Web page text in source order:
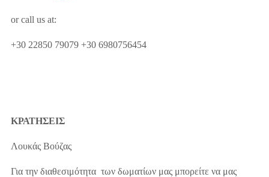
or call us at:
+30 22850 79079 +30 6980756454
ΚΡΑΤΗΣΕΙΣ
Λουκάς Βούζας
Για την διαθεσιμότητα των δωματίων μας μπορείτε να μας